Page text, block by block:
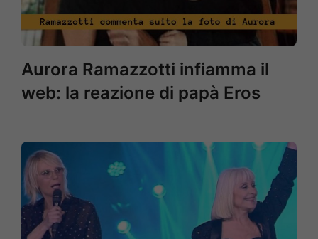
Aurora Ramazzotti infiamma il
web: la reazione di papà Eros